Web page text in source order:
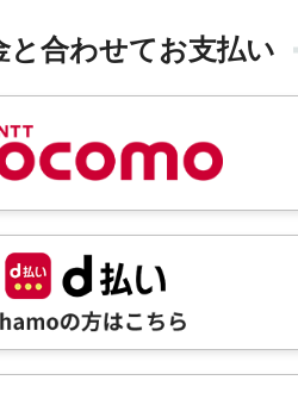
と合わせてお支払い